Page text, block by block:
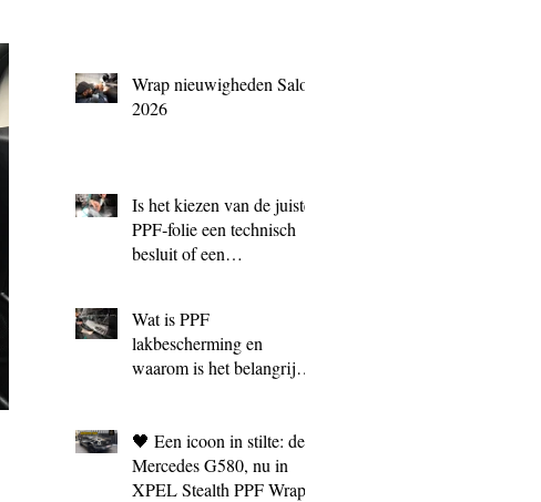
Wrap nieuwigheden Salon
2026
Is het kiezen van de juiste
PPF‑folie een technisch
besluit of een
Wat is PPF
lakbescherming en
waarom is het belangrijk?
🖤 Een icoon in stilte: de
Mercedes G580, nu in
XPEL Stealth PPF Wrap